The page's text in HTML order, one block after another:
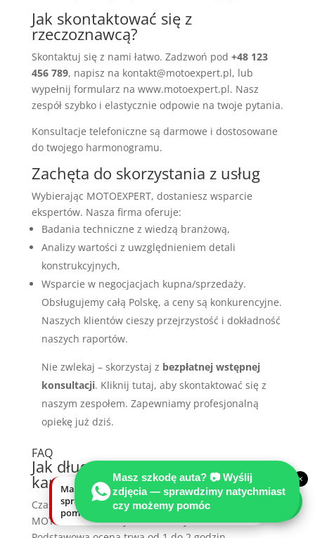
Jak skontaktować się z
rzeczoznawcą?
Skontaktuj się z nami łatwo. Zadzwoń pod +48 123
456 789, napisz na kontakt@motoexpert.pl, lub
wypełnij formularz na www.motoexpert.pl. Nasz
zespół szybko i elastycznie odpowie na twoje pytania.
Konsultacje telefoniczne są darmowe i dostosowane
do twojego harmonogramu.
Zachęta do skorzystania z usług
Wybierając MOTOEXPERT, dostaniesz wsparcie
ekspertów. Nasza firma oferuje:
Badania techniczne z wiedzą branżową,
Analizy wartości z uwzględnieniem detali
konstrukcyjnych,
Wsparcie w negocjacjach kupna/sprzedaży.
Obsługujemy całą Polskę, a ceny są konkurencyjne.
Naszych klientów cieszy przejrzystość i dokładność
naszych raportów.
Nie zwlekaj – skorzystaj z bezpłatnej wstępnej
konsultacji. Kliknij tutaj, aby skontaktować się z
naszym zespołem. Zapewniamy profesjonalną
opiekę już dziś.
FAQ
Jak długo trwa proces oceny
kampera?
Czas potrzebny na ocenę kampera przez
MOTOEXPERT zależy od wielu czynników.
Masz szkodę auta? 📷 Wyślij
zdjęcia — sprawdzimy natychmiast
czy możemy pomóc
×
Masz szkodę auta? Wyślij zdjęcia —
sprawdzimy natychmiast, czy możemy
pomóc.